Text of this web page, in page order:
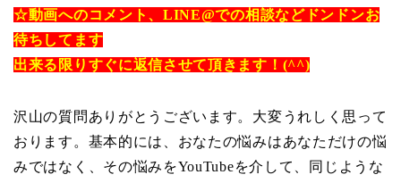
☆動画へのコメント、LINE@での相談などドンドンお
待ちしてます
出来る限りすぐに返信させて頂きます！(^^)
沢山の質問ありがとうございます。大変うれしく思って
おります。基本的には、おなたの悩みはあなただけの悩
みではなく、その悩みをYouTubeを介して、同じような